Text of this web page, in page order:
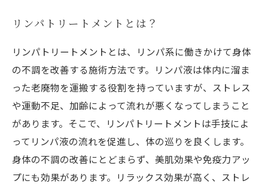
リンパトリートメントとは？
リンパトリートメントとは、リンパ系に働きかけて身体
の不調を改善する施術方法です。リンパ液は体内に溜ま
った老廃物を運搬する役割を持っていますが、ストレス
や運動不足、加齢によって流れが悪くなってしまうこと
があります。そこで、リンパトリートメントは手技によ
ってリンパ液の流れを促進し、体の巡りを良くします。
身体の不調の改善にとどまらず、美肌効果や免疫力アッ
プにも効果があります。リラックス効果が高く、ストレ